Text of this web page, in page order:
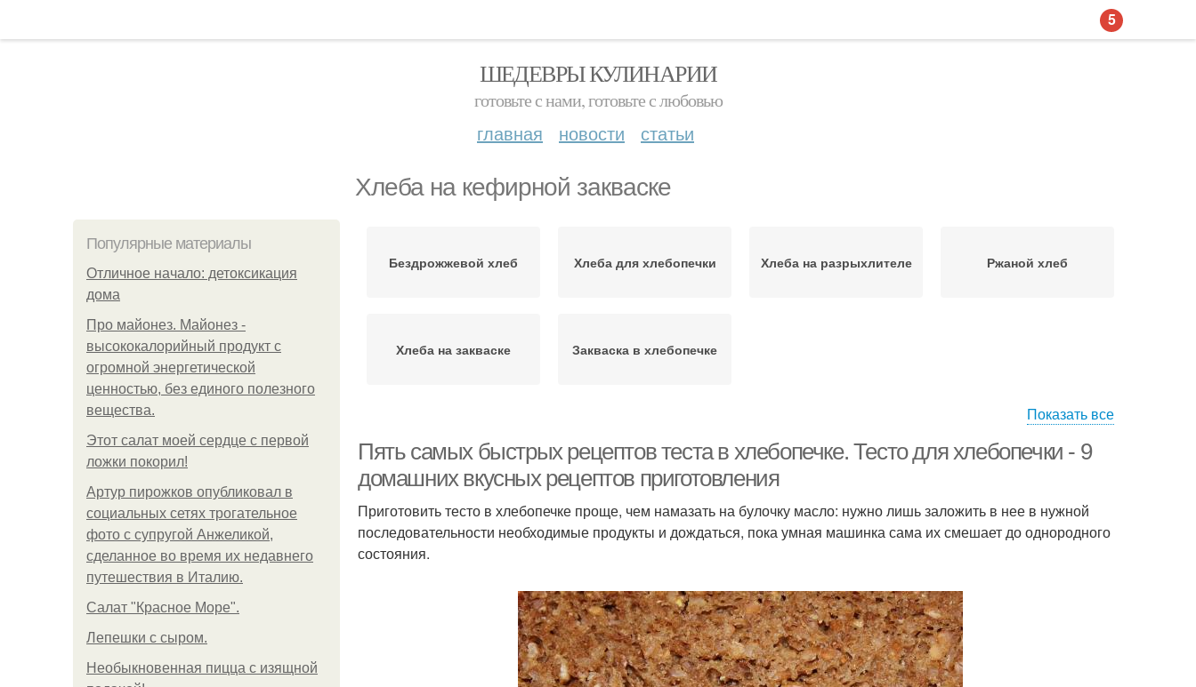
ШЕДЕВРЫ КУЛИНАРИИ
готовьте с нами, готовьте с любовью
главная новости статьи
Хлеба на кефирной закваске
Популярные материалы
Отличное начало: детоксикация
дома
Про майонез. Майонез -
высококалорийный продукт с
огромной энергетической
ценностью, без единого полезного
вещества.
Этот салат моей сердце с первой
ложки покорил!
Артур пирожков опубликовал в
социальных сетях трогательное
фото с супругой Анжеликой,
сделанное во время их недавнего
путешествия в Италию.
Салат "Красное Море".
Лепешки с сыром.
Необыкновенная пицца с изящной
Бездрожжевой хлеб Хлеба для хлебопечки Хлеба на разрыхлителе Ржаной хлеб
Хлеба на закваске Закваска в хлебопечке
Показать все
Пять самых быстрых рецептов теста в хлебопечке. Тесто для хлебопечки - 9
домашних вкусных рецептов приготовления
Приготовить тесто в хлебопечке проще, чем намазать на булочку масло: нужно лишь заложить в нее в нужной
последовательности необходимые продукты и дождаться, пока умная машинка сама их смешает до однородного
состояния.
5